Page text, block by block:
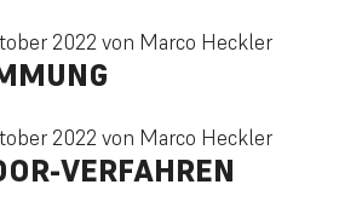
2022von Marco Heckler
2022von Marco Heckler
VERFAHREN